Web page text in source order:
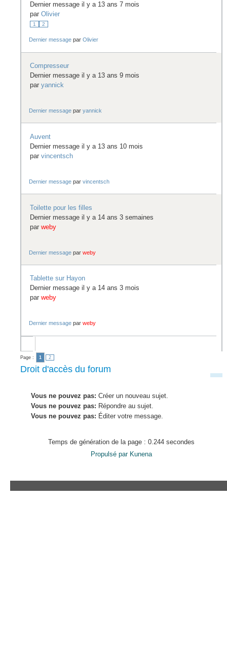
Dernier message il y a 13 ans 7 mois
par Olivier
1 2
Dernier message parOlivier
Compresseur
Dernier message il y a 13 ans 9 mois
par yannick
Dernier message paryannick
Auvent
Dernier message il y a 13 ans 10 mois
par vincentsch
Dernier message parvincentsch
Toilette pour les filles
Dernier message il y a 14 ans 3 semaines
par weby
Dernier message parweby
Tablette sur Hayon
Dernier message il y a 14 ans 3 mois
par weby
Dernier message parweby
Page : 1 2
Droit d'accès du forum
Vous ne pouvez pas: Créer un nouveau sujet.
Vous ne pouvez pas: Répondre au sujet.
Vous ne pouvez pas: Éditer votre message.
Temps de génération de la page : 0.244 secondes
Propulsé par Kunena